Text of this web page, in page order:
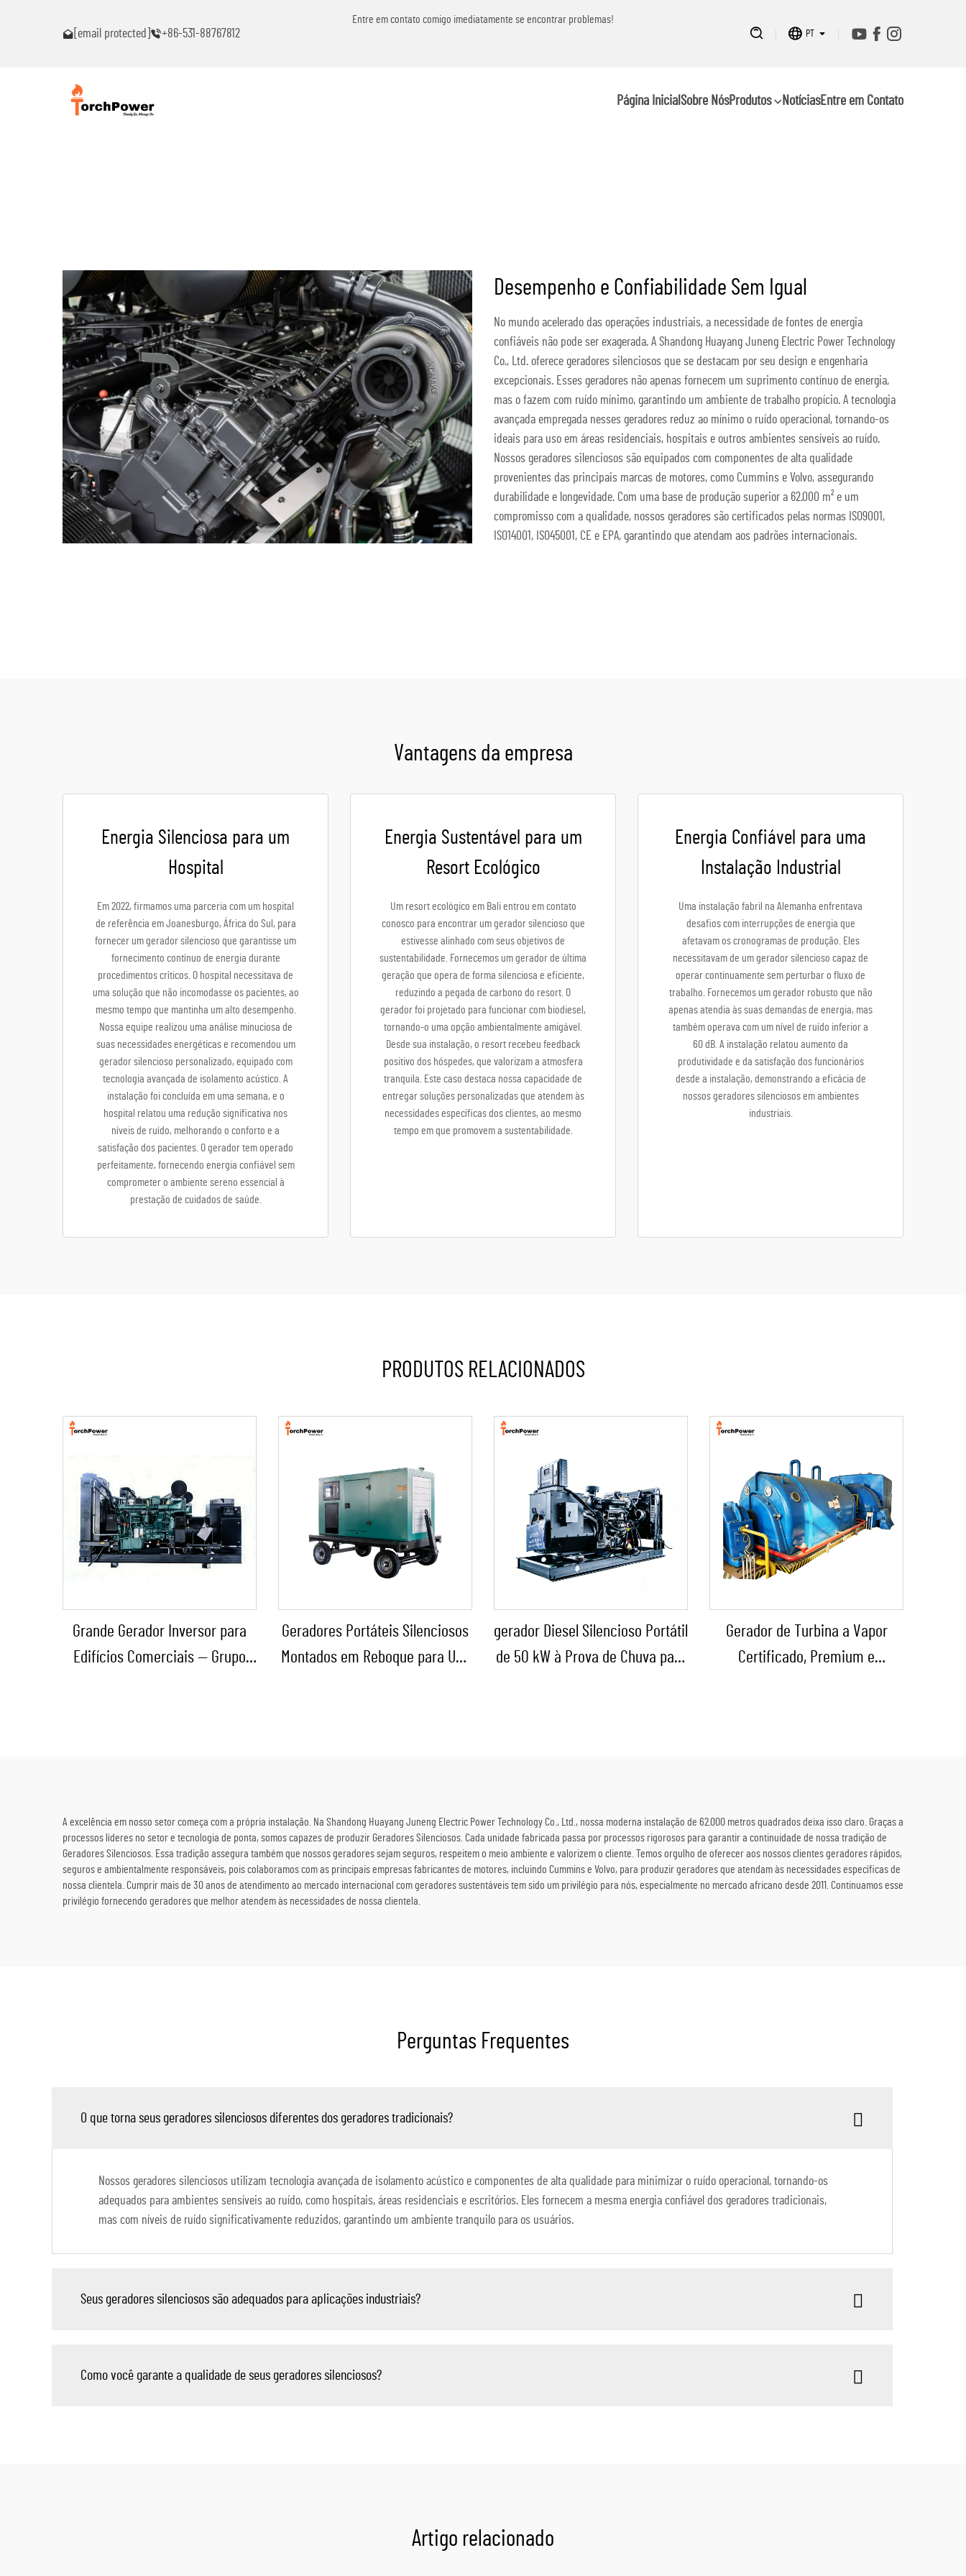
[email protected] +86-531-88767812
Entre em contato comigo imediatamente se encontrar problemas!
PT
Página Inicial Sobre NósProdutos NotíciasEntre em Contato
Desempenho e Confiabilidade Sem Igual
No mundo acelerado das operações industriais, a necessidade de fontes de energia
confiáveis não pode ser exagerada. A Shandong Huayang Juneng Electric Power Technology
Co., Ltd. oferece geradores silenciosos que se destacam por seu design e engenharia
excepcionais. Esses geradores não apenas fornecem um suprimento contínuo de energia,
mas o fazem com ruído mínimo, garantindo um ambiente de trabalho propício. A tecnologia
avançada empregada nesses geradores reduz ao mínimo o ruído operacional, tornando-os
ideais para uso em áreas residenciais, hospitais e outros ambientes sensíveis ao ruído.
Nossos geradores silenciosos são equipados com componentes de alta qualidade
provenientes das principais marcas de motores, como Cummins e Volvo, assegurando
durabilidade e longevidade. Com uma base de produção superior a 62.000 m² e um
compromisso com a qualidade, nossos geradores são certificados pelas normas ISO9001,
ISO14001, ISO45001, CE e EPA, garantindo que atendam aos padrões internacionais.
Vantagens da empresa
Energia Silenciosa para um
Hospital
Em 2022, firmamos uma parceria com um hospital
de referência em Joanesburgo, África do Sul, para
fornecer um gerador silencioso que garantisse um
fornecimento contínuo de energia durante
procedimentos críticos. O hospital necessitava de
uma solução que não incomodasse os pacientes, ao
mesmo tempo que mantinha um alto desempenho.
Nossa equipe realizou uma análise minuciosa de
suas necessidades energéticas e recomendou um
gerador silencioso personalizado, equipado com
tecnologia avançada de isolamento acústico. A
instalação foi concluída em uma semana, e o
hospital relatou uma redução significativa nos
níveis de ruído, melhorando o conforto e a
satisfação dos pacientes. O gerador tem operado
perfeitamente, fornecendo energia confiável sem
comprometer o ambiente sereno essencial à
prestação de cuidados de saúde.
Energia Sustentável para um
Resort Ecológico
Um resort ecológico em Bali entrou em contato
conosco para encontrar um gerador silencioso que
estivesse alinhado com seus objetivos de
sustentabilidade. Fornecemos um gerador de última
geração que opera de forma silenciosa e eficiente,
reduzindo a pegada de carbono do resort. O
gerador foi projetado para funcionar com biodiesel,
tornando-o uma opção ambientalmente amigável.
Desde sua instalação, o resort recebeu feedback
positivo dos hóspedes, que valorizam a atmosfera
tranquila. Este caso destaca nossa capacidade de
entregar soluções personalizadas que atendem às
necessidades específicas dos clientes, ao mesmo
tempo em que promovem a sustentabilidade.
Energia Confiável para uma
Instalação Industrial
Uma instalação fabril na Alemanha enfrentava
desafios com interrupções de energia que
afetavam os cronogramas de produção. Eles
necessitavam de um gerador silencioso capaz de
operar continuamente sem perturbar o fluxo de
trabalho. Fornecemos um gerador robusto que não
apenas atendia às suas demandas de energia, mas
também operava com um nível de ruído inferior a
60 dB. A instalação relatou aumento da
produtividade e da satisfação dos funcionários
desde a instalação, demonstrando a eficácia de
nossos geradores silenciosos em ambientes
industriais.
PRODUTOS RELACIONADOS
Grande Gerador Inversor para
Edifícios Comerciais — Grupo
Geradores Portáteis Silenciosos
Montados em Reboque para Uso
gerador Diesel Silencioso Portátil
de 50 kW à Prova de Chuva para
Gerador de Turbina a Vapor
Certificado, Premium e
A excelência em nosso setor começa com a própria instalação. Na Shandong Huayang Juneng Electric Power Technology Co., Ltd., nossa moderna instalação de 62.000 metros quadrados deixa isso claro. Graças a
processos líderes no setor e tecnologia de ponta, somos capazes de produzir Geradores Silenciosos. Cada unidade fabricada passa por processos rigorosos para garantir a continuidade de nossa tradição de
Geradores Silenciosos. Essa tradição assegura também que nossos geradores sejam seguros, respeitem o meio ambiente e valorizem o cliente. Temos orgulho de oferecer aos nossos clientes geradores rápidos,
seguros e ambientalmente responsáveis, pois colaboramos com as principais empresas fabricantes de motores, incluindo Cummins e Volvo, para produzir geradores que atendam às necessidades específicas de
nossa clientela. Cumprir mais de 30 anos de atendimento ao mercado internacional com geradores sustentáveis tem sido um privilégio para nós, especialmente no mercado africano desde 2011. Continuamos esse
privilégio fornecendo geradores que melhor atendem às necessidades de nossa clientela.
Perguntas Frequentes
O que torna seus geradores silenciosos diferentes dos geradores tradicionais?
Nossos geradores silenciosos utilizam tecnologia avançada de isolamento acústico e componentes de alta qualidade para minimizar o ruído operacional, tornando-os
adequados para ambientes sensíveis ao ruído, como hospitais, áreas residenciais e escritórios. Eles fornecem a mesma energia confiável dos geradores tradicionais,
mas com níveis de ruído significativamente reduzidos, garantindo um ambiente tranquilo para os usuários.
Seus geradores silenciosos são adequados para aplicações industriais?
Como você garante a qualidade de seus geradores silenciosos?
Artigo relacionado